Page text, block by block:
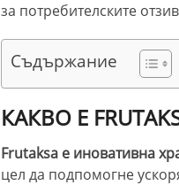
за потребителските
Съдържание
КАКВО Е
Frutaksa е иновативна
цел да подпомогне